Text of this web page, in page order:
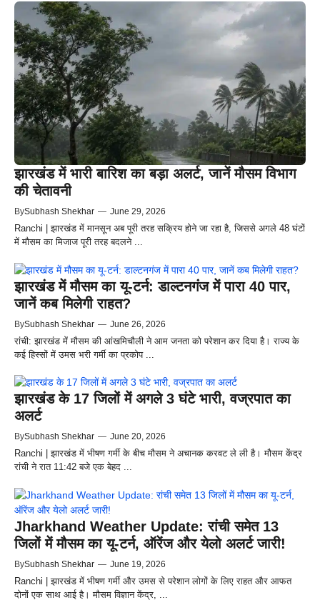
झारखंड में भारी बारिश का बड़ा अलर्ट, जानें मौसम विभाग
की चेतावनी
BySubhash Shekhar — June 29, 2026
Ranchi | झारखंड में मानसून अब पूरी तरह सक्रिय होने जा रहा है, जिससे अगले 48 घंटों
में मौसम का मिजाज पूरी तरह बदलने ...
झारखंड में मौसम का यू-टर्न: डाल्टनगंज में पारा 40 पार,
जानें कब मिलेगी राहत?
BySubhash Shekhar — June 26, 2026
रांची: झारखंड में मौसम की आंखमिचौली ने आम जनता को परेशान कर दिया है। राज्य के
कई हिस्सों में उमस भरी गर्मी का प्रकोप ...
झारखंड के 17 जिलों में अगले 3 घंटे भारी, वज्रपात का
अलर्ट
BySubhash Shekhar — June 20, 2026
Ranchi | झारखंड में भीषण गर्मी के बीच मौसम ने अचानक करवट ले ली है। मौसम केंद्र
रांची ने रात 11:42 बजे एक बेहद ...
Jharkhand Weather Update: रांची समेत 13
जिलों में मौसम का यू-टर्न, ऑरेंज और येलो अलर्ट जारी!
BySubhash Shekhar — June 19, 2026
Ranchi | झारखंड में भीषण गर्मी और उमस से परेशान लोगों के लिए राहत और आफत
दोनों एक साथ आई है। मौसम विज्ञान केंद्र, ...